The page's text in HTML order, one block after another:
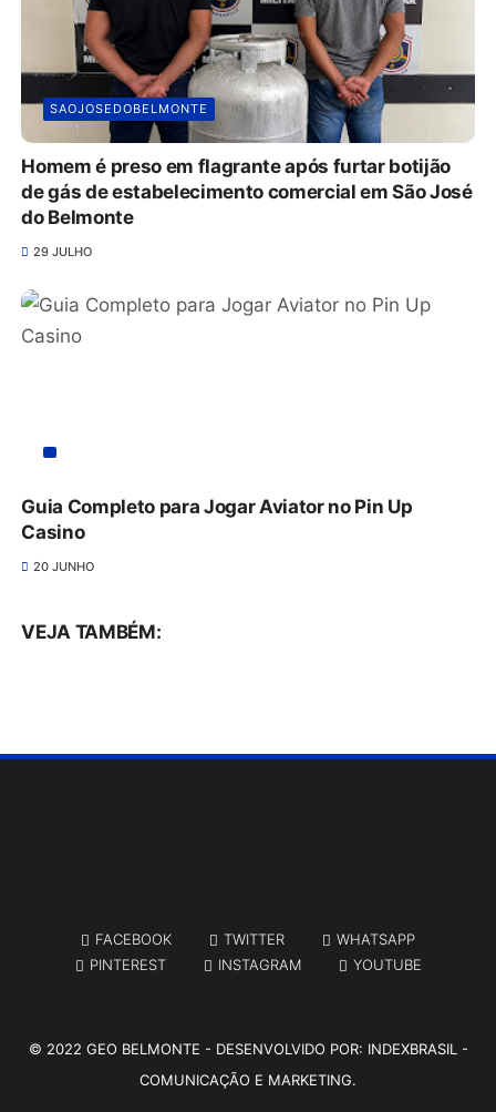
SAOJOSEDOBELMONTE
Homem é preso em flagrante após furtar botijão
de gás de estabelecimento comercial em São José
do Belmonte
29 JULHO
Guia Completo para Jogar Aviator no Pin Up
Casino
20 JUNHO
VEJA TAMBÉM:
FACEBOOK TWITTER
WHATSAPP
PINTEREST
INSTAGRAM YOUTUBE
© 2022 GEO BELMONTE - DESENVOLVIDO POR: INDEXBRASIL -
COMUNICAÇÃO E MARKETING.